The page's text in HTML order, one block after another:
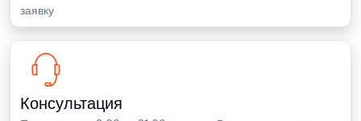
заявку
Консультация